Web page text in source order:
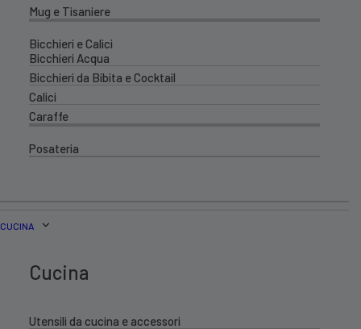
Mug e Tisaniere
Bicchieri e Calici
Bicchieri Acqua
Bicchieri da Bibita e Cocktail
Calici
Caraffe
Posateria
CUCINA
Cucina
Utensili da cucina e accessori